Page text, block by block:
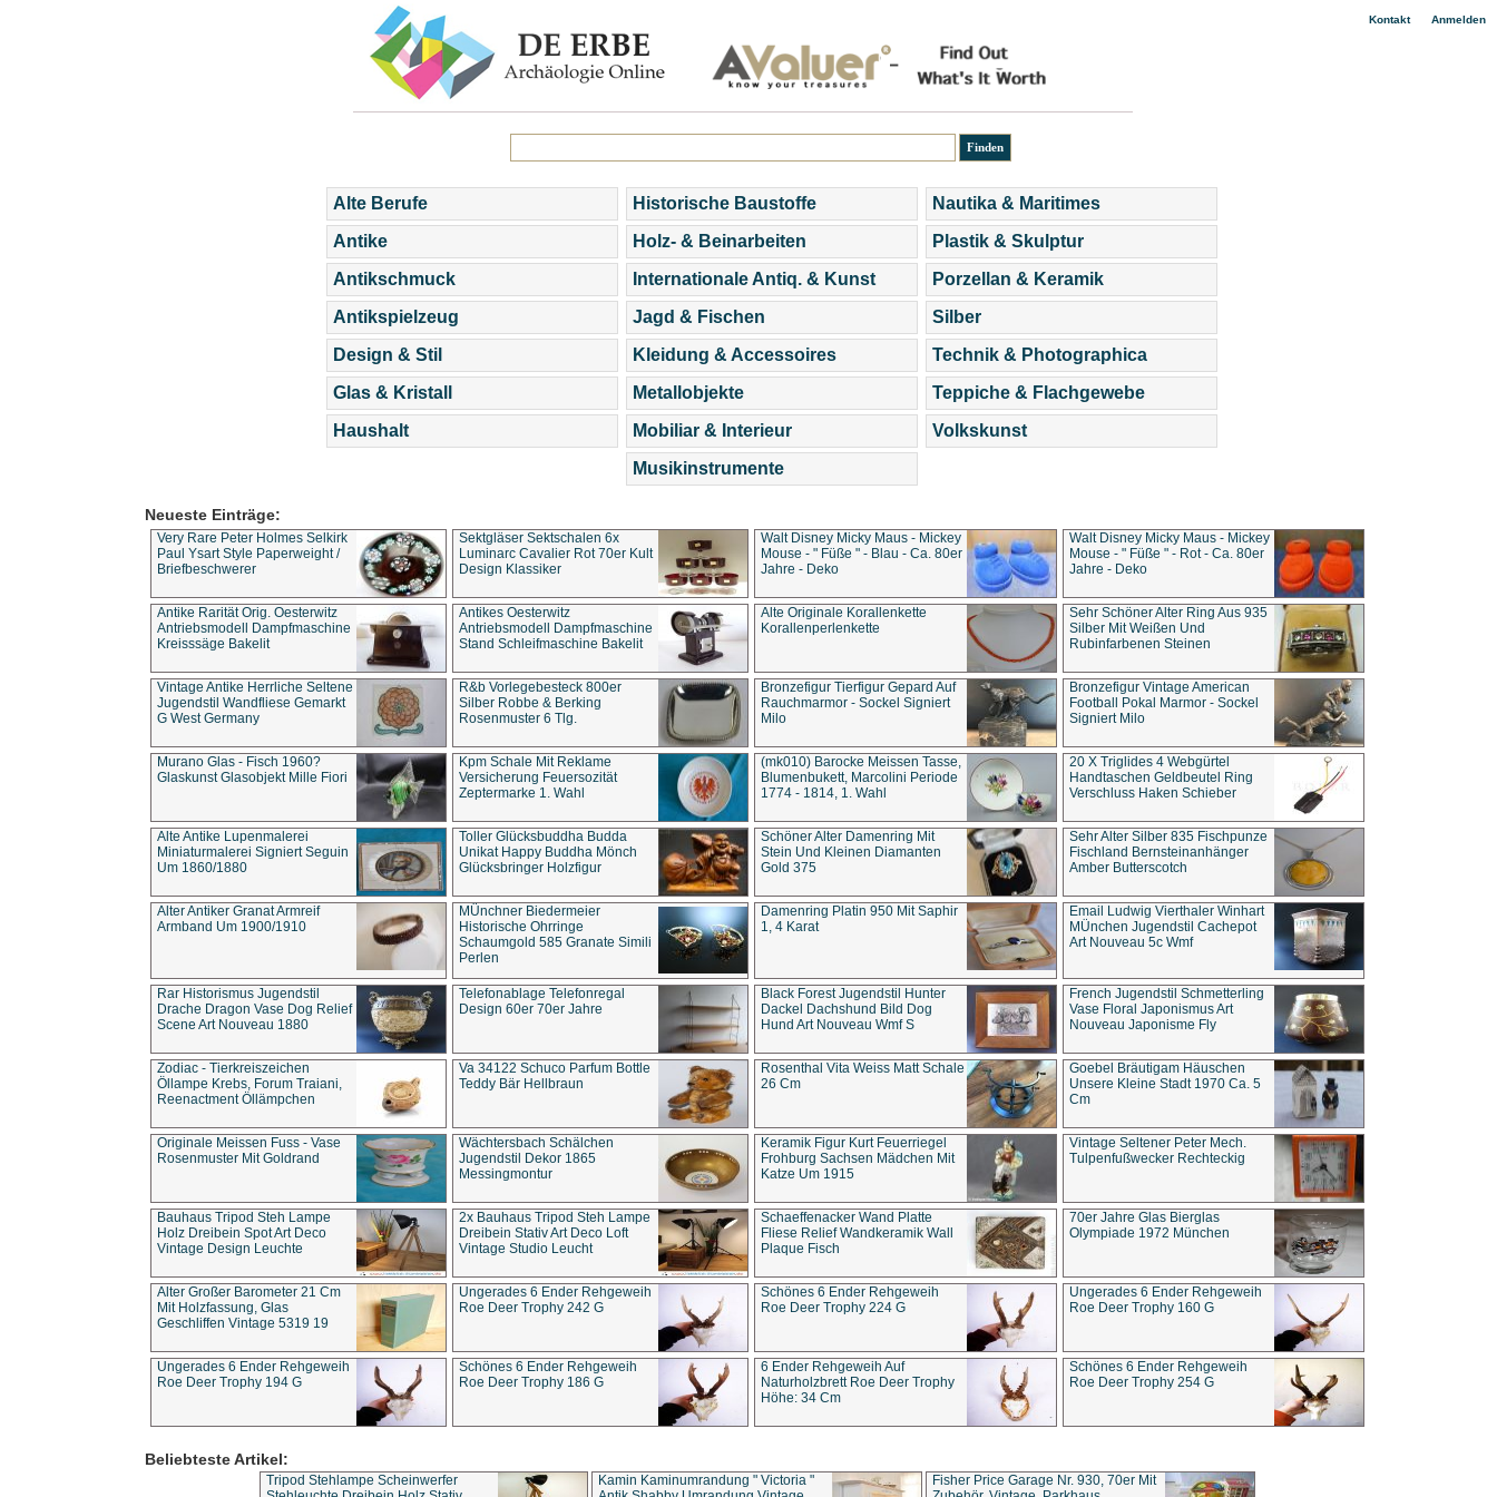
Kontakt| Anmelden
Alte Berufe
Antike
Antikschmuck
Antikspielzeug
Design & Stil
Glas & Kristall
Haushalt
Historische Baustoffe
Holz- & Beinarbeiten
Internationale Antiq. & Kunst
Jagd & Fischen
Kleidung & Accessoires
Metallobjekte
Mobiliar & Interieur
Musikinstrumente
Nautika & Maritimes
Plastik & Skulptur
Porzellan & Keramik
Silber
Technik & Photographica
Teppiche & Flachgewebe
Volkskunst
Neueste Einträge:
Very Rare Peter Holmes Selkirk
Paul Ysart Style Paperweight /
Briefbeschwerer
Sektgläser Sektschalen 6x
Luminarc Cavalier Rot 70er Kult
Design Klassiker
Walt Disney Micky Maus - Mickey
Mouse - " Füße " - Blau - Ca. 80er
Jahre - Deko
Walt Disney Micky Maus - Mickey
Mouse - " Füße " - Rot - Ca. 80er
Jahre - Deko
Antike Rarität Orig. Oesterwitz
Antriebsmodell Dampfmaschine
Kreisssäge Bakelit
Antikes Oesterwitz
Antriebsmodell Dampfmaschine
Stand Schleifmaschine Bakelit
Alte Originale Korallenkette
Korallenperlenkette
Sehr Schöner Alter Ring Aus 935
Silber Mit Weißen Und
Rubinfarbenen Steinen
Vintage Antike Herrliche Seltene
Jugendstil Wandfliese Gemarkt
G West Germany
R&b Vorlegebesteck 800er
Silber Robbe & Berking
Rosenmuster 6 Tlg.
Bronzefigur Tierfigur Gepard Auf
Rauchmarmor - Sockel Signiert
Milo
Bronzefigur Vintage American
Football Pokal Marmor - Sockel
Signiert Milo
Murano Glas - Fisch 1960?
Glaskunst Glasobjekt Mille Fiori
Kpm Schale Mit Reklame
Versicherung Feuersozität
Zeptermarke 1. Wahl
(mk010) Barocke Meissen Tasse,
Blumenbukett, Marcolini Periode
1774 - 1814, 1. Wahl
20 X Triglides 4 Webgürtel
Handtaschen Geldbeutel Ring
Verschluss Haken Schieber
Alte Antike Lupenmalerei
Miniaturmalerei Signiert Seguin
Um 1860/1880
Toller Glücksbuddha Budda
Unikat Happy Buddha Mönch
Glücksbringer Holzfigur
Schöner Alter Damenring Mit
Stein Und Kleinen Diamanten
Gold 375
Sehr Alter Silber 835 Fischpunze
Fischland Bernsteinanhänger
Amber Butterscotch
Alter Antiker Granat Armreif
Armband Um 1900/1910
MÜnchner Biedermeier
Historische Ohrringe
Schaumgold 585 Granate Simili
Perlen
Damenring Platin 950 Mit Saphir
1, 4 Karat
Email Ludwig Vierthaler Winhart
MÜnchen Jugendstil Cachepot
Art Nouveau 5c Wmf
Rar Historismus Jugendstil
Drache Dragon Vase Dog Relief
Scene Art Nouveau 1880
Telefonablage Telefonregal
Design 60er 70er Jahre
Black Forest Jugendstil Hunter
Dackel Dachshund Bild Dog
Hund Art Nouveau Wmf S
French Jugendstil Schmetterling
Vase Floral Japonismus Art
Nouveau Japonisme Fly
Zodiac - Tierkreiszeichen
Öllampe Krebs, Forum Traiani,
Reenactment Öllämpchen
Va 34122 Schuco Parfum Bottle
Teddy Bär Hellbraun
Rosenthal Vita Weiss Matt Schale
26 Cm
Goebel Bräutigam Häuschen
Unsere Kleine Stadt 1970 Ca. 5
Cm
Originale Meissen Fuss - Vase
Rosenmuster Mit Goldrand
Wächtersbach Schälchen
Jugendstil Dekor 1865
Messingmontur
Keramik Figur Kurt Feuerriegel
Frohburg Sachsen Mädchen Mit
Katze Um 1915
Vintage Seltener Peter Mech.
Tulpenfußwecker Rechteckig
Bauhaus Tripod Steh Lampe
Holz Dreibein Spot Art Deco
Vintage Design Leuchte
2x Bauhaus Tripod Steh Lampe
Dreibein Stativ Art Deco Loft
Vintage Studio Leucht
Schaeffenacker Wand Platte
Fliese Relief Wandkeramik Wall
Plaque Fisch
70er Jahre Glas Bierglas
Olympiade 1972 München
Alter Großer Barometer 21 Cm
Mit Holzfassung, Glas
Geschliffen Vintage 5319 19
Ungerades 6 Ender Rehgeweih
Roe Deer Trophy 242 G
Schönes 6 Ender Rehgeweih
Roe Deer Trophy 224 G
Ungerades 6 Ender Rehgeweih
Roe Deer Trophy 160 G
Ungerades 6 Ender Rehgeweih
Roe Deer Trophy 194 G
Schönes 6 Ender Rehgeweih
Roe Deer Trophy 186 G
6 Ender Rehgeweih Auf
Naturholzbrett Roe Deer Trophy
Höhe: 34 Cm
Schönes 6 Ender Rehgeweih
Roe Deer Trophy 254 G
Beliebteste Artikel:
Tripod Stehlampe Scheinwerfer
Kamin Kaminumrandung " Victoria "
Fisher Price Garage Nr. 930, 70er Mit